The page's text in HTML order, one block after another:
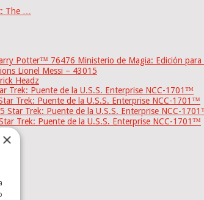
The …
Potter™ 76476 Ministerio de Magia: Edición para
Lionel Messi – 43015
Headz
Trek: Puente de la U.S.S. Enterprise NCC-1701™
Trek: Puente de la U.S.S. Enterprise NCC-1701™
Star Trek: Puente de la U.S.S. Enterprise NCC-
Trek: Puente de la U.S.S. Enterprise NCC-1701™
×